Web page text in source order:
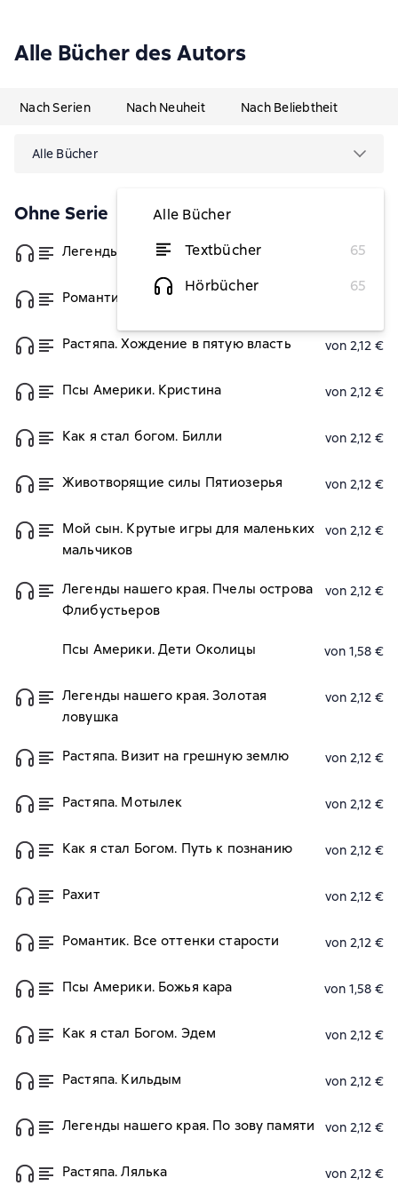
Alle Bücher des Autors
Nach Serien Nach Neuheit Nach Beliebtheit
Alle Bücher
Alle Bücher
Textbücher
65
Hörbücher
65
Ohne Serie
Легенды нашего края. Живая вода von 2,12 €
Романтик. Блокнот журналиста
Растяпа. Хождение в пятую власть von 2,12 €
Псы Америки. Кристина von 2,12 €
Как я стал богом. Билли von 2,12 €
Животворящие силы Пятиозерья von 2,12 €
Мой сын. Крутые игры для маленьких
мальчиков
von 2,12 €
Легенды нашего края. Пчелы острова
Флибустьеров
von 2,12 €
Псы Америки. Дети Околицы von 1,58 €
Легенды нашего края. Золотая
ловушка
von 2,12 €
Растяпа. Визит на грешную землю von 2,12 €
Растяпа. Мотылек von 2,12 €
Как я стал Богом. Путь к познанию von 2,12 €
Рахит von 2,12 €
Романтик. Все оттенки старости von 2,12 €
Псы Америки. Божья кара von 1,58 €
Как я стал Богом. Эдем von 2,12 €
Растяпа. Кильдым von 2,12 €
Легенды нашего края. По зову памяти von 2,12 €
Растяпа. Лялька von 2,12 €